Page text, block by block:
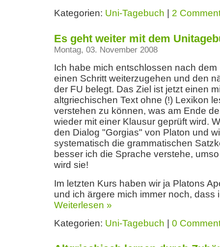
Kategorien: Uni-Tagebuch 2
Es geht weiter mit dem
Montag, 03. November 2008
Ich habe mich entschlossen nach
einen Schritt weiterzugehen und den
der FU belegt. Das Ziel ist jetzt einen
altgriechischen Text ohne (!) Lexikon
verstehen zu können, was am Ende
wieder mit einer Klausur geprüft wird.
den Dialog "Gorgias" von Platon und
systematisch die grammatischen
besser ich die Sprache verstehe,
wird sie!
Im letzten Kurs haben wir ja Platons
und ich ärgere mich immer noch,
Weiterlesen »
Kategorien: Uni-Tagebuch 0